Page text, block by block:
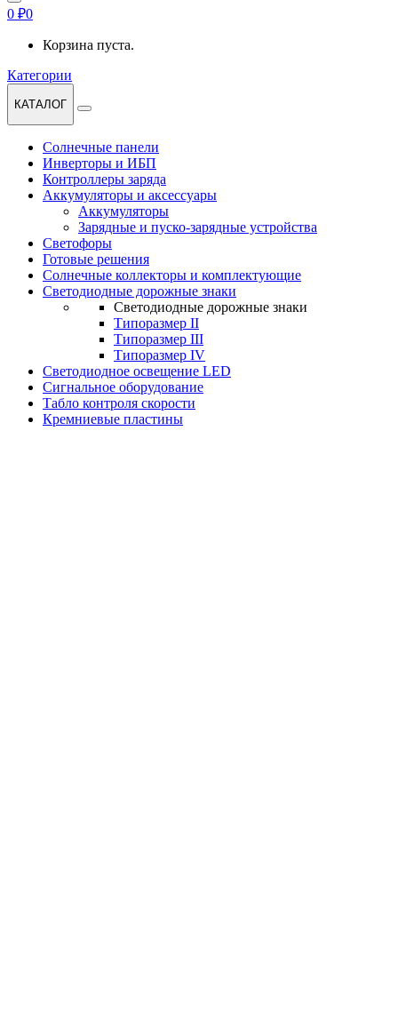
0 ₽0
Корзина пуста.
Категории
КАТАЛОГ
Солнечные панели
Инверторы и ИБП
Контроллеры заряда
Аккумуляторы и аксессуары
Аккумуляторы
Зарядные и пуско-зарядные устройства
Светофоры
Готовые решения
Солнечные коллекторы и комплектующие
Светодиодные дорожные знаки
Светодиодные дорожные знаки
Типоразмер II
Типоразмер III
Типоразмер IV
Светодиодное освещение LED
Сигнальное оборудование
Табло контроля скорости
Кремниевые пластины